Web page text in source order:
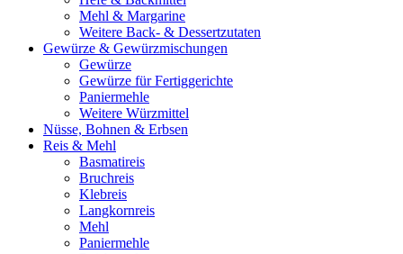
Mehl & Margarine
Weitere Back- & Dessertzutaten
Gewürze & Gewürzmischungen
Gewürze
Gewürze für Fertiggerichte
Paniermehle
Weitere Würzmittel
Nüsse, Bohnen & Erbsen
Reis & Mehl
Basmatireis
Bruchreis
Klebreis
Langkornreis
Mehl
Paniermehle